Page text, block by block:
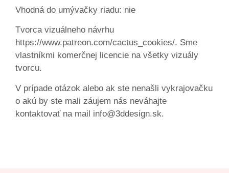
Vhodná do umývačky riadu: nie
Tvorca vizuálneho návrhu
https://www.patreon.com/cactus_cookies/. Sme
vlastníkmi komerčnej licencie na všetky vizuály
tvorcu.
V prípade otázok alebo ak ste nenašli vykrajovačku
o akú by ste mali záujem nás neváhajte
kontaktovať na mail info@3ddesign.sk.